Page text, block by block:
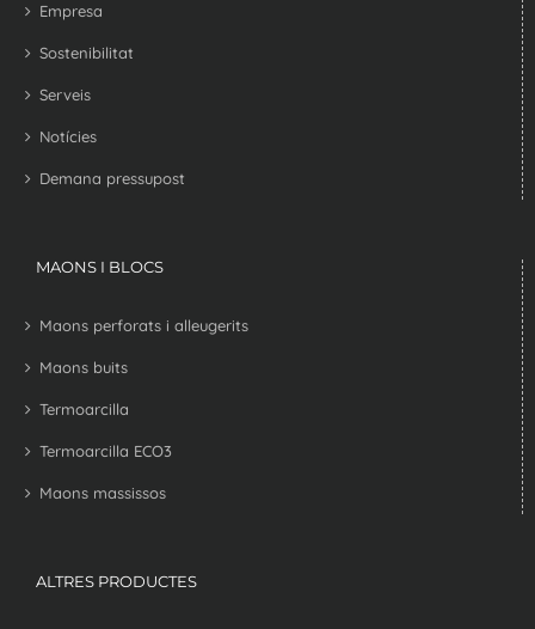
Empresa
Sostenibilitat
Serveis
Notícies
Demana pressupost
MAONS I BLOCS
Maons perforats i alleugerits
Maons buits
Termoarcilla
Termoarcilla ECO3
Maons massissos
ALTRES PRODUCTES